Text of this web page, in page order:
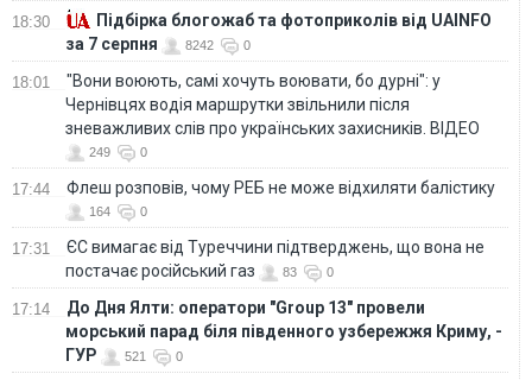
18:30
Підбірка блогожаб та фотоприколів від UAINFO
за 7 серпня
8242 0
18:01
"Вони воюють, самі хочуть воювати, бо дурні": у
Чернівцях водія маршрутки звільнили після
зневажливих слів про українських захисників. ВІДЕО
249 0
17:44 Флеш розповів, чому РЕБ не може відхиляти балістику
164 0
17:31
ЄС вимагає від Туреччини підтверджень, що вона не
постачає російський газ
83 0
17:14
До Дня Ялти: оператори "Group 13" провели
морський парад біля південного узбережжя Криму, -
ГУР
521 0